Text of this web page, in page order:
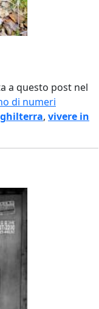
a questo post nel
di numeri
, vivere in